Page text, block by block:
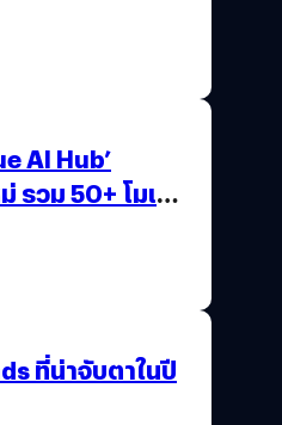
AI Hub’
วม 50+ โมเดล
ที่น่าจับตาในปี